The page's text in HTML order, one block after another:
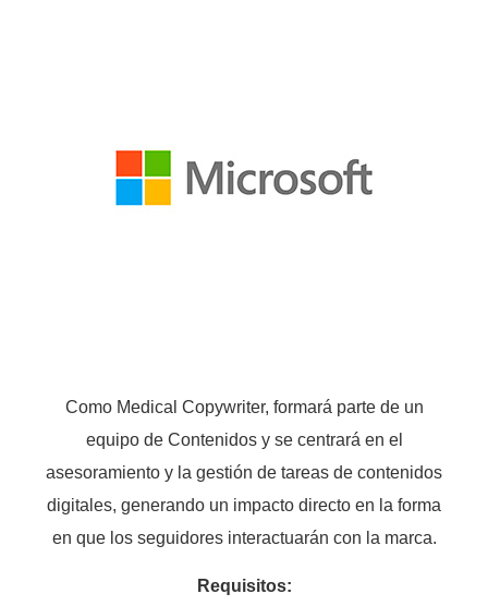
Como Medical Copywriter, formará parte de un
equipo de Contenidos y se centrará en el
asesoramiento y la gestión de tareas de contenidos
digitales, generando un impacto directo en la forma
en que los seguidores interactuarán con la marca.
Requisitos: